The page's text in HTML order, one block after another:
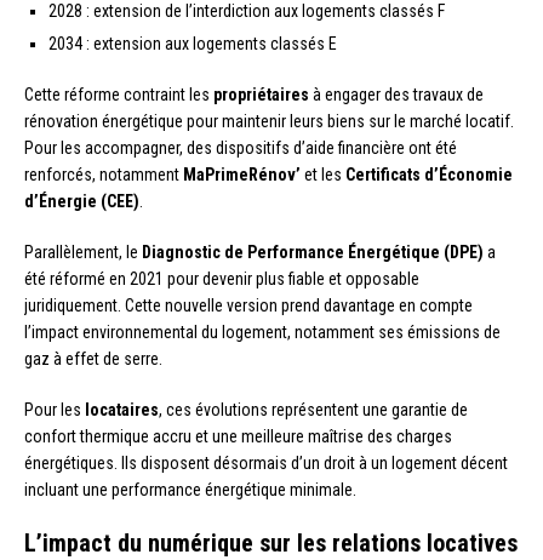
2028 : extension de l’interdiction aux logements classés F
2034 : extension aux logements classés E
Cette réforme contraint les propriétaires à engager des travaux de
rénovation énergétique pour maintenir leurs biens sur le marché locatif.
Pour les accompagner, des dispositifs d’aide financière ont été
renforcés, notamment MaPrimeRénov’ et les Certificats d’Économie
d’Énergie (CEE).
Parallèlement, le Diagnostic de Performance Énergétique (DPE) a
été réformé en 2021 pour devenir plus fiable et opposable
juridiquement. Cette nouvelle version prend davantage en compte
l’impact environnemental du logement, notamment ses émissions de
gaz à effet de serre.
Pour les locataires, ces évolutions représentent une garantie de
confort thermique accru et une meilleure maîtrise des charges
énergétiques. Ils disposent désormais d’un droit à un logement décent
incluant une performance énergétique minimale.
L’impact du numérique sur les relations locatives